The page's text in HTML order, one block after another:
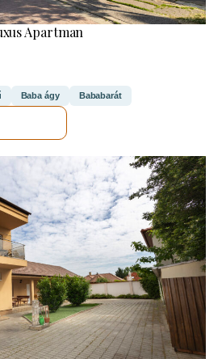
Apartman
Baba ágy Bababarát